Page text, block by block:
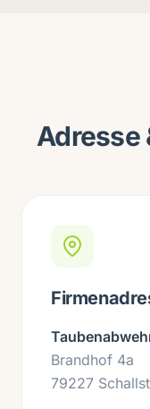
Adresse
Brandhof 4a
79227